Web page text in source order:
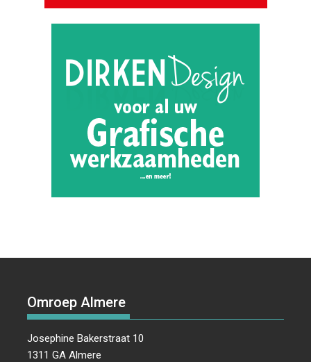
Omroep Almere
Josephine Bakerstraat 10
1311 GA Almere